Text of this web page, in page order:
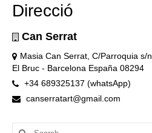
Direcció
Can Serrat
Masia Can Serrat, C/Parroquia s/n
El Bruc - Barcelona España 08294
+34 689325137 (whatsApp)
canserratart@gmail.com
Search